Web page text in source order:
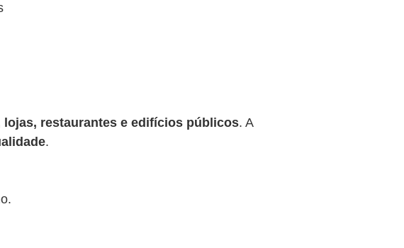
restaurantes e edifícios públicos. A
.